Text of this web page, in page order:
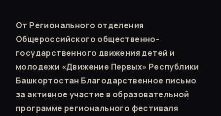
От Регионального отделения
Общероссийского общественно-
государственного движения детей и
молодежи «Движение Первых» Республики
Башкортостан Благодарственное письмо
за активное участие в образовательной
программе регионального фестиваля